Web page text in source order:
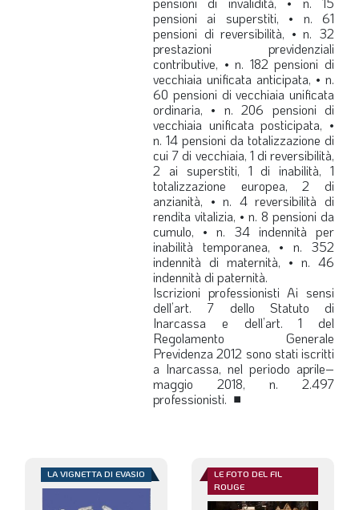
pensioni ai superstiti, • n. 61
pensioni di reversibilità, • n. 32
prestazioni previdenziali
contributive, • n. 182 pensioni di
vecchiaia unificata anticipata, • n.
60 pensioni di vecchiaia unificata
ordinaria, • n. 206 pensioni di
vecchiaia unificata posticipata, •
n. 14 pensioni da totalizzazione di
cui 7 di vecchiaia, 1 di reversibilità,
2 ai superstiti, 1 di inabilità, 1
totalizzazione europea, 2 di
anzianità, • n. 4 reversibilità di
rendita vitalizia, • n. 8 pensioni da
cumulo, • n. 34 indennità per
inabilità temporanea, • n. 352
indennità di maternità, • n. 46
indennità di paternità.
Iscrizioni professionisti Ai sensi
dell’art. 7 dello Statuto di
Inarcassa e dell’art. 1 del
Regolamento Generale
Previdenza 2012 sono stati iscritti
a Inarcassa, nel periodo aprile–
maggio 2018, n. 2.497
professionisti. ■
LA VIGNETTA DI EVASIO
LE FOTO DEL FIL
ROUGE